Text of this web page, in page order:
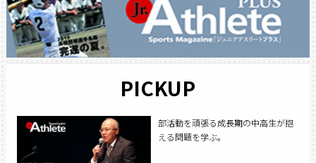
PICKUP
部活動を頑張る成長期の中高生が抱
える問題を学ぶ。